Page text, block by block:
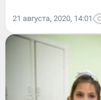
21 августа, 2020, 14:01